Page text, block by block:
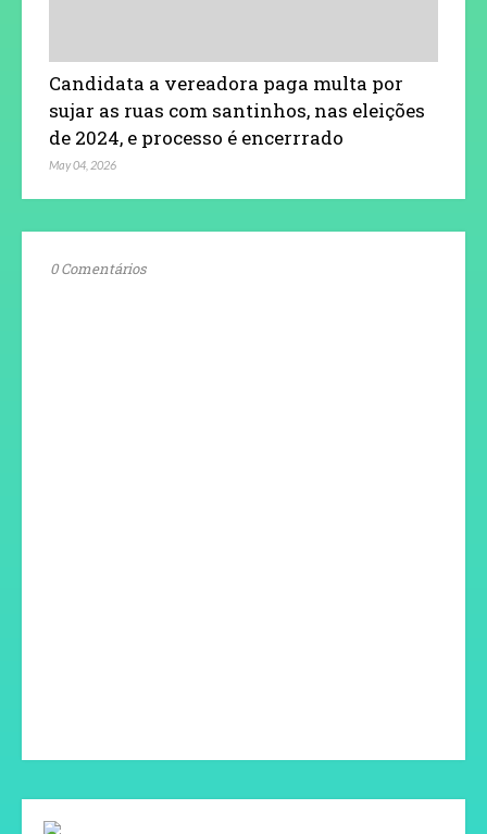
Candidata a vereadora paga multa por
sujar as ruas com santinhos, nas eleições
de 2024, e processo é encerrrado
May 04, 2026
0 Comentários